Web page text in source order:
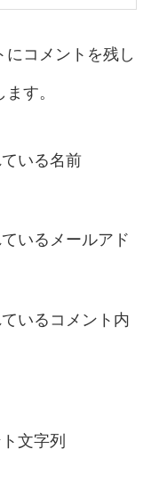
コメントを残し
す。
いる名前
いるメールアド
いるコメント内
文字列